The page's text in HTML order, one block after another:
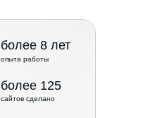
более 125
сайтов сделано
более 8 лет
опыта работы